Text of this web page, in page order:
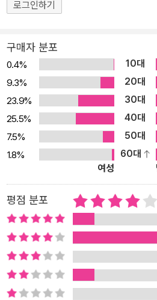
로그인하기
구매자 분포
0.4% 10대
9.3%
20대
23.9%
30대
25.5%
40대
7.5%
50대
1.8%
60대
여성
평점 분포